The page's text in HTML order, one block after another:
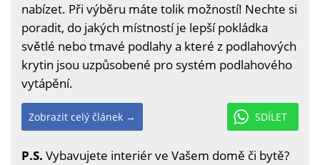
nabízet. Při výběru máte tolik možností! Nechte si
poradit, do jakých místností je lepší pokládka
světlé nebo tmavé podlahy a které z podlahových
krytin jsou uzpůsobené pro systém podlahového
vytápění.
SDÍLET
Zobrazit celý článek →
P.S. Vybavujete interiér ve Vašem domě či bytě?